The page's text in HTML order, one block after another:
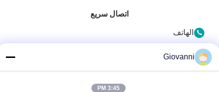
اتصال سريع
الهاتف
Giovanni
3:45 PM